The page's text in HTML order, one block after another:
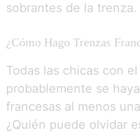
sobrantes de la trenza.
¿Cómo Hago Trenzas
Todas las chicas con
probablemente se
francesas al menos
¿Quién puede olvidar